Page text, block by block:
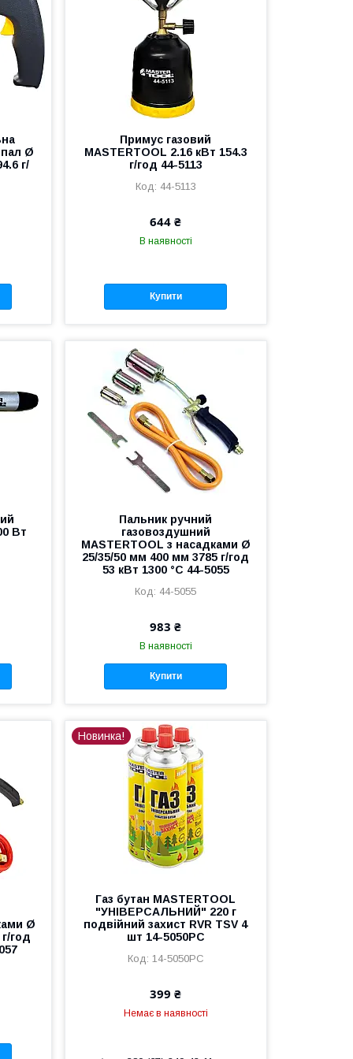
Ø
г/
Примус газовий
MASTERTOOL 2.16 кВт 154.3
г/год 44-5113
44-5113
644 ₴
В наявності
Купити
Вт
Пальник ручний
газовоздушний
MASTERTOOL з насадками Ø
25/35/50 мм 400 мм 3785 г/год
53 кВт 1300 °C 44-5055
44-5055
983 ₴
В наявності
Купити
Ø
год
Новинка!
Газ бутан MASTERTOOL
"УНІВЕРСАЛЬНИЙ" 220 г
подвійний захист RVR TSV 4
шт 14-5050PC
14-5050PC
399 ₴
Немає в наявності